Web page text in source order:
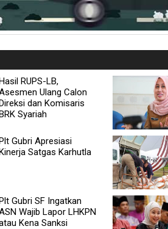
RUPS-LB,
Ulang Calon
dan Komisaris
Syariah
Gubri Apresiasi
Satgas Karhutla
Gubri SF Ingatkan
Wajib Lapor LHKPN
Kena Sanksi